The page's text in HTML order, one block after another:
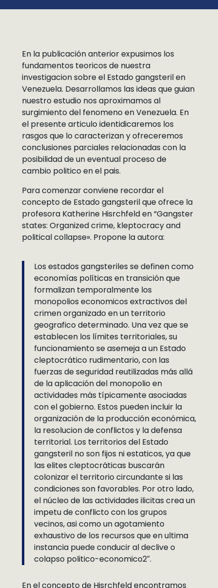
En la publicación anterior expusimos los
fundamentos teoricos de nuestra
investigacion sobre el Estado gangsteril en
Venezuela. Desarrollamos las ideas que guian
nuestro estudio nos aproximamos al
surgimiento del fenomeno en Venezuela. En
el presente articulo identidicaremos los
rasgos que lo caracterizan y ofreceremos
conclusiones parciales relacionadas con la
posibilidad de un eventual proceso de
cambio politico en el pais.
Para comenzar conviene recordar el
concepto de Estado gangsteril que ofrece la
profesora Katherine Hisrchfeld en “Gangster
states: Organized crime, kleptocracy and
political collapse». Propone la autora:
Los estados gangsteriles se definen como
economías políticas en transición que
formalizan temporalmente los
monopolios economicos extractivos del
crimen organizado en un territorio
geografico determinado. Una vez que se
establecen los límites territoriales, su
funcionamiento se asemeja a un Estado
cleptocrático rudimentario, con las
fuerzas de seguridad reutilizadas más allá
de la aplicación del monopolio en
actividades más típicamente asociadas
con el gobierno. Estos pueden incluir la
organización de la producción económica,
la resolucion de conflictos y la defensa
territorial. Los territorios del Estado
gangsteril no son fijos ni estaticos, ya que
las elites cleptocráticas buscarán
colonizar el territorio circundante si las
condiciones son favorables. Por otro lado,
el núcleo de las actividades ilicitas crea un
impetu de conflicto con los grupos
vecinos, asi como un agotamiento
exhaustivo de los recursos que en ultima
instancia puede conducir al declive o
colapso politico-economico2″.
En el concepto de Hisrchfeld encontramos